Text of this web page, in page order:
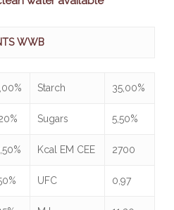
WWB
Starch 35,00%
Sugars 5,50%
Kcal EM CEE 2700
UFC 0,97